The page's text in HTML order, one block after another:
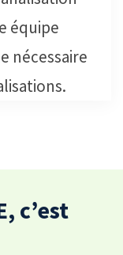
l'Installation
Eau - Val-
c’est